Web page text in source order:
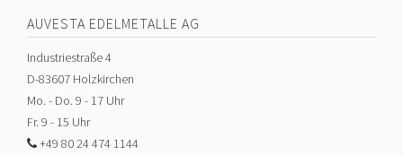
AUVESTA EDELMETALLE AG
Industriestraße 4
D-83607 Holzkirchen
Mo. - Do. 9 - 17 Uhr
Fr. 9 - 15 Uhr
+49 80 24 474 1144